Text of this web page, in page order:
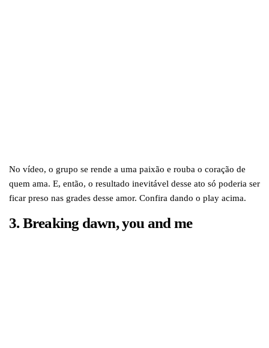
No vídeo, o grupo se rende a uma paixão e rouba o coração de
quem ama. E, então, o resultado inevitável desse ato só poderia ser
ficar preso nas grades desse amor. Confira dando o play acima.
3. Breaking dawn, you and me